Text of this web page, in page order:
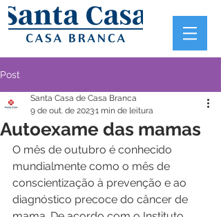
Post
Autoexame das mamas
Santa Casa de Casa Branca
9 de out. de 20231 min de leitura
O mês de outubro é conhecido
mundialmente como o mês de
conscientização à prevenção e ao
diagnóstico precoce do câncer de